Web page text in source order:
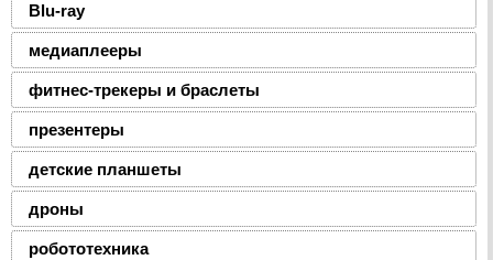
Blu-ray
медиаплееры
фитнес-трекеры и браслеты
презентеры
детские планшеты
дроны
робототехника